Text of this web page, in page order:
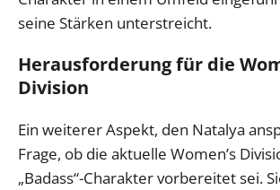
seine Stärken unterstreicht.
Herausforderung für die
Division
Ein weiterer Aspekt, den Natalya
Frage, ob die aktuelle Women’s
„Badass“-Charakter vorbereitet sei.